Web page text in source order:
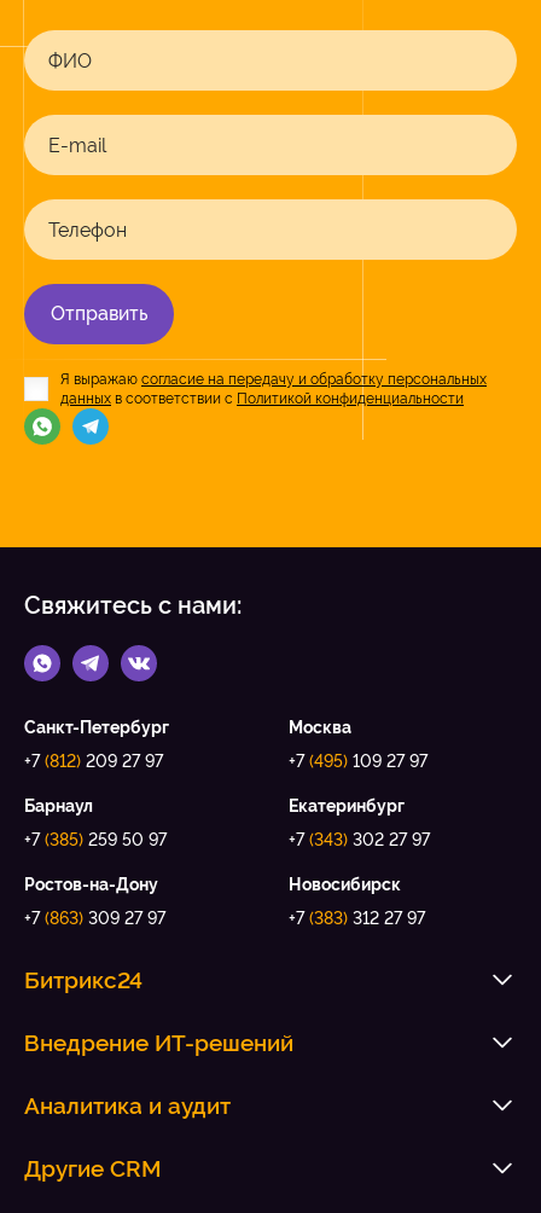
ФИО
E-mail
Телефон
Отправить
Я выражаю согласие на передачу и обработку персональных
данных в соответствии с Политикой конфиденциальности
Свяжитесь с нами:
Санкт-Петербург
+7(812) 209 27 97
Москва
+7(495) 109 27 97
Барнаул
+7(385) 259 50 97
Екатеринбург
+7(343) 302 27 97
Ростов-на-Дону
+7(863) 309 27 97
Новосибирск
+7(383) 312 27 97
Битрикс24
Внедрение ИТ-решений
Аналитика и аудит
Другие CRM